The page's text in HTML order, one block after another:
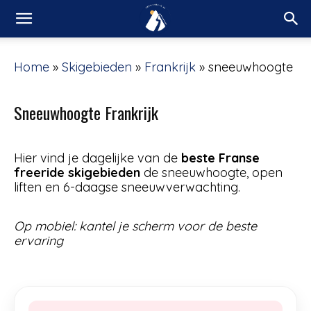
Home » Skigebieden » Frankrijk » sneeuwhoogte
Sneeuwhoogte Frankrijk
Hier vind je dagelijke van de beste Franse
freeride skigebieden de sneeuwhoogte, open
liften en 6-daagse sneeuwverwachting.
Op mobiel: kantel je scherm voor de beste
ervaring